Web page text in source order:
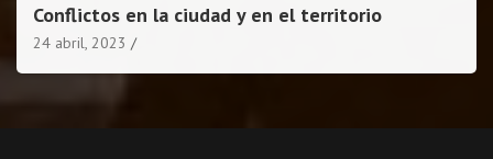
Conflictos en la ciudad y en el territorio
24 abril, 2023